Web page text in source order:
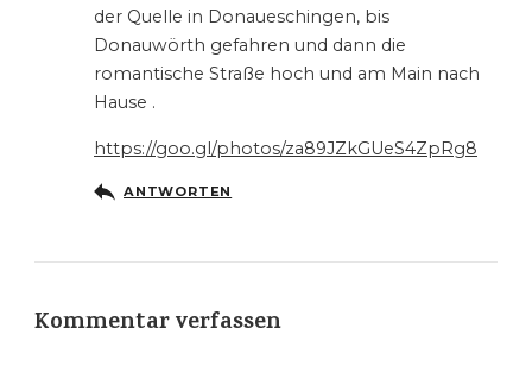
der Quelle in Donaueschingen, bis
Donauwörth gefahren und dann die
romantische Straße hoch und am Main nach
Hause .
https://goo.gl/photos/za89JZkGUeS4ZpRg8
ANTWORTEN
Kommentar verfassen